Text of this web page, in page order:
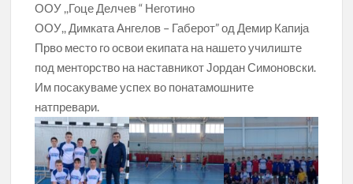
ООУ ,,Гоце Делчев “ Неготино
ООУ,, Димката Ангелов – Габерот” од Демир Капија
Прво место го освои екипата на нашето училиште
под менторство на наставникот Јордан Симоновски.
Им посакуваме успех во понатамошните
натпревари.